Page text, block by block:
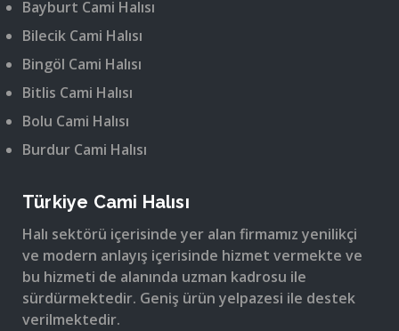
Bayburt Cami Halısı
Bilecik Cami Halısı
Bingöl Cami Halısı
Bitlis Cami Halısı
Bolu Cami Halısı
Burdur Cami Halısı
Türkiye Cami Halısı
Halı sektörü içerisinde yer alan firmamız yenilikçi
ve modern anlayış içerisinde hizmet vermekte ve
bu hizmeti de alanında uzman kadrosu ile
sürdürmektedir. Geniş ürün yelpazesi ile destek
verilmektedir.